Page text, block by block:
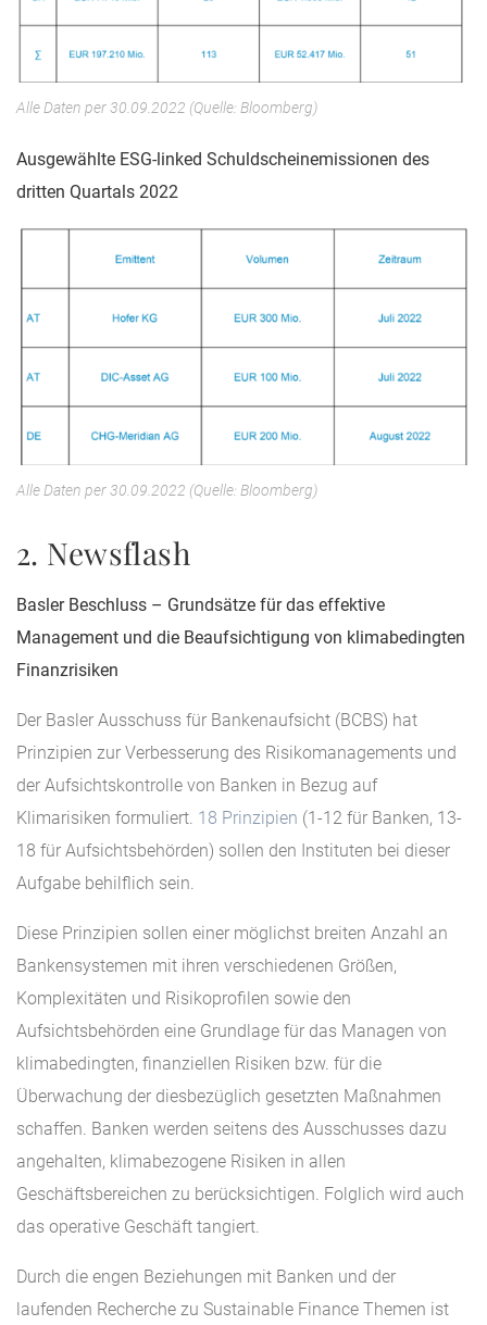
Alle Daten per 30.09.2022 (Quelle: Bloomberg)
Ausgewählte ESG-linked Schuldscheinemissionen des
dritten Quartals 2022
Alle Daten per 30.09.2022 (Quelle: Bloomberg)
2. Newsflash
Basler Beschluss – Grundsätze für das effektive
Management und die Beaufsichtigung von klimabedingten
Finanzrisiken
Der Basler Ausschuss für Bankenaufsicht (BCBS) hat
Prinzipien zur Verbesserung des Risikomanagements und
der Aufsichtskontrolle von Banken in Bezug auf
Klimarisiken formuliert. 18 Prinzipien (1-12 für Banken, 13-
18 für Aufsichtsbehörden) sollen den Instituten bei dieser
Aufgabe behilflich sein.
Diese Prinzipien sollen einer möglichst breiten Anzahl an
Bankensystemen mit ihren verschiedenen Größen,
Komplexitäten und Risikoprofilen sowie den
Aufsichtsbehörden eine Grundlage für das Managen von
klimabedingten, finanziellen Risiken bzw. für die
Überwachung der diesbezüglich gesetzten Maßnahmen
schaffen. Banken werden seitens des Ausschusses dazu
angehalten, klimabezogene Risiken in allen
Geschäftsbereichen zu berücksichtigen. Folglich wird auch
das operative Geschäft tangiert.
Durch die engen Beziehungen mit Banken und der
laufenden Recherche zu Sustainable Finance Themen ist